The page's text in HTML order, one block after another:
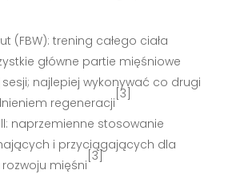
(FBW): trening całego ciała
główne partie mięśniowe
najlepiej wykonywać co drugi
regeneracji
[3]
naprzemienne stosowanie
i przyciągających dla
mięśni
[3]